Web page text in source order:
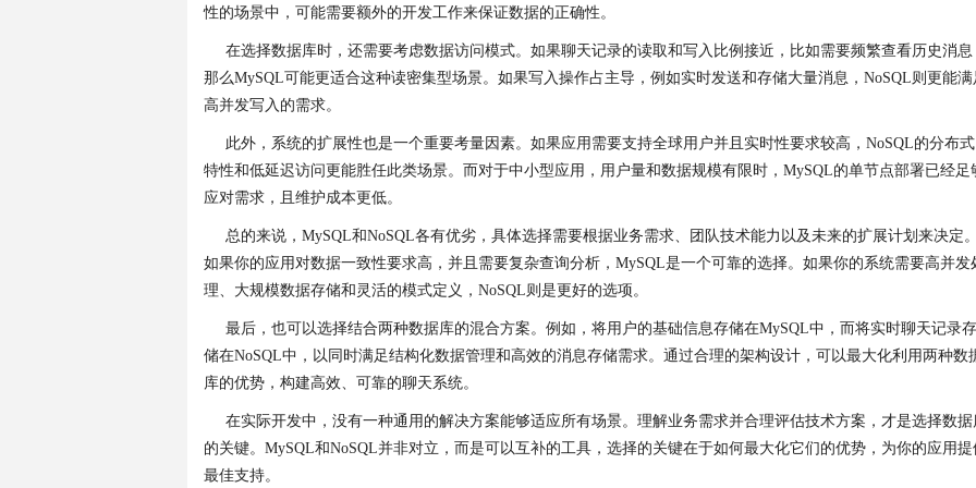
性的场景中，可能需要额外的开发工作来保证数据的正确性。
在选择数据库时，还需要考虑数据访问模式。如果聊天记录的读取和写入比例接近，比如需要频繁查看历史消息
那么MySQL可能更适合这种读密集型场景。如果写入操作占主导，例如实时发送和存储大量消息，NoSQL则更能满
高并发写入的需求。
此外，系统的扩展性也是一个重要考量因素。如果应用需要支持全球用户并且实时性要求较高，NoSQL的分布式
特性和低延迟访问更能胜任此类场景。而对于中小型应用，用户量和数据规模有限时，MySQL的单节点部署已经足
应对需求，且维护成本更低。
总的来说，MySQL和NoSQL各有优劣，具体选择需要根据业务需求、团队技术能力以及未来的扩展计划来决定。
如果你的应用对数据一致性要求高，并且需要复杂查询分析，MySQL是一个可靠的选择。如果你的系统需要高并发
理、大规模数据存储和灵活的模式定义，NoSQL则是更好的选项。
最后，也可以选择结合两种数据库的混合方案。例如，将用户的基础信息存储在MySQL中，而将实时聊天记录存
储在NoSQL中，以同时满足结构化数据管理和高效的消息存储需求。通过合理的架构设计，可以最大化利用两种数
库的优势，构建高效、可靠的聊天系统。
在实际开发中，没有一种通用的解决方案能够适应所有场景。理解业务需求并合理评估技术方案，才是选择数据
的关键。MySQL和NoSQL并非对立，而是可以互补的工具，选择的关键在于如何最大化它们的优势，为你的应用提
最佳支持。